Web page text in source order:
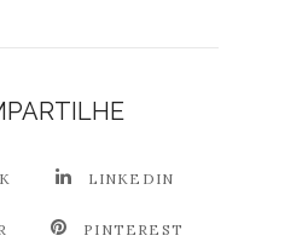
LINKEDIN
PINTEREST